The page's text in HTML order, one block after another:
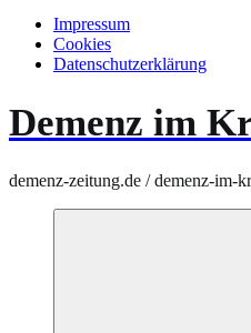
Impressum
Cookies
Datenschutzerklärung
Demenz im
demenz-zeitung.de / demenz-im-